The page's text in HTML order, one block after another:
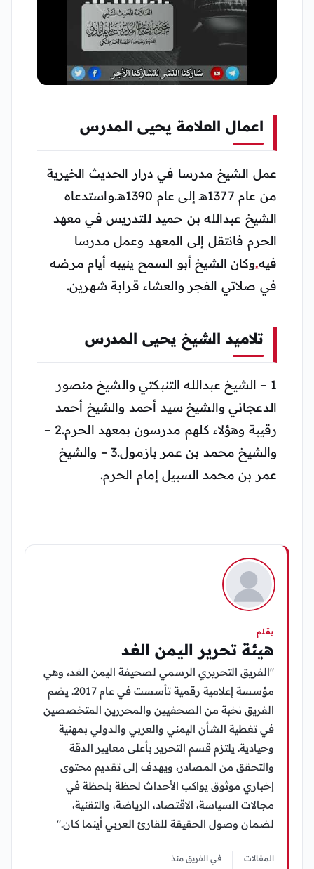
اعمال العلامة يحيى المدرس
عمل الشيخ مدرسا في درار الحديث الخيرية
من عام 1377هـ إلى عام 1390هـ.
واستدعاه
الشيخ عبدالله بن حميد للتدريس في معهد
الحرم فانتقل إلى المعهد وعمل مدرسا
فيه.وكان الشيخ أبو السمح ينيبه أيام مرضه
في صلاتي الفجر والعشاء قرابة شهرين.
تلاميد الشيخ يحيى المدرس
1 – الشيخ عبدالله التنبكتي والشيخ منصور
الدعجاني والشيخ سيد أحمد والشيخ أحمد
رقيبة وهؤلاء كلهم مدرسون بمعهد الحرم.
2 –
والشيخ محمد بن عمر بازمول. 3 – والشيخ
عمر بن محمد السبيل إمام الحرم.
بقلم
هيئة تحرير اليمن الغد
"الفريق التحريري الرسمي لصحيفة اليمن الغد، وهي
مؤسسة إعلامية رقمية تأسست في عام 2017. يضم
الفريق نخبة من الصحفيين والمحررين المتخصصين
في تغطية الشأن اليمني والعربي والدولي بمهنية
وحيادية. يلتزم قسم التحرير بأعلى معايير الدقة
والتحقق من المصادر، ويهدف إلى تقديم محتوى
إخباري موثوق يواكب الأحداث لحظة بلحظة في
مجالات السياسة، الاقتصاد، الرياضة، والتقنية،
لضمان وصول الحقيقة للقارئ العربي أينما كان."
المقالات في الفريق منذ